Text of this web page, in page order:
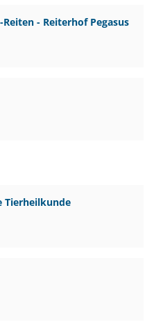
- Reiterhof Pegasus
Tierheilkunde